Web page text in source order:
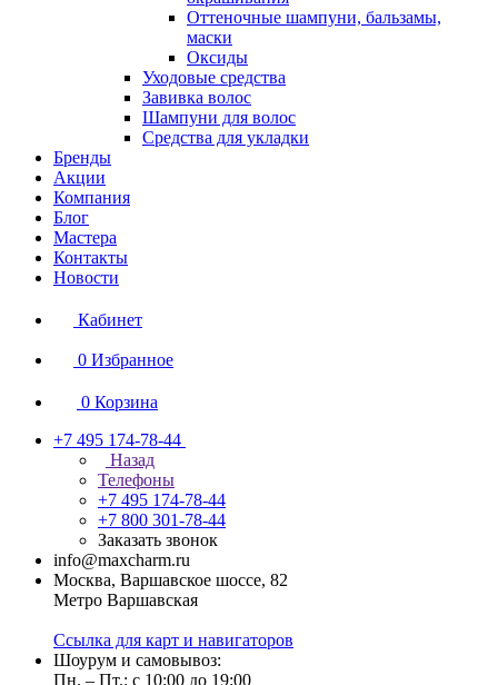
Оттеночные шампуни, бальзамы,
маски
Оксиды
Уходовые средства
Завивка волос
Шампуни для волос
Средства для укладки
Бренды
Акции
Компания
Блог
Мастера
Контакты
Новости
Кабинет
0 Избранное
0 Корзина
+7 495 174-78-44
Назад
Телефоны
+7 495 174-78-44
+7 800 301-78-44
Заказать звонок
info@maxcharm.ru
Москва, Варшавское шоссе, 82
Метро Варшавская
Ссылка для карт и навигаторов
Шоурум и самовывоз:
Пн. – Пт.: с 10:00 до 19:00